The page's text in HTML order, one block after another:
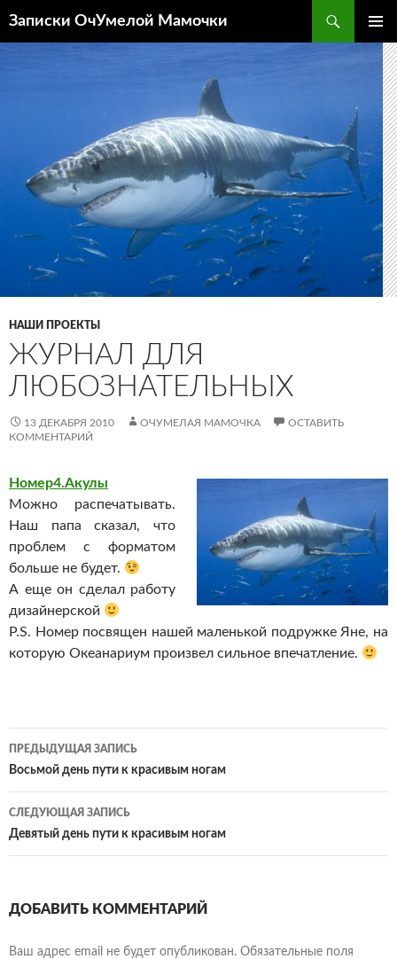
содержимому
Записки ОчУмелой Мамочки
МЕНЮ
НАШИ ПРОЕКТЫ
ЖУРНАЛ ДЛЯ
ЛЮБОЗНАТЕЛЬНЫХ
13 ДЕКАБРЯ 2010 ОЧУМЕЛАЯ МАМОЧКА
ОСТАВИТЬ
КОММЕНТАРИЙ
Номер4.Акулы
Можно распечатывать.
Наш папа сказал, что
проблем с форматом
больше не будет.
А еще он сделал работу
дизайнерской
P.S. Номер посвящен нашей маленькой подружке Яне, на
которую Океанариум произвел сильное впечатление.
Навигация
по
записям
ПРЕДЫДУЩАЯ ЗАПИСЬ
Восьмой день пути к красивым ногам
СЛЕДУЮЩАЯ ЗАПИСЬ
Девятый день пути к красивым ногам
ДОБАВИТЬ КОММЕНТАРИЙ
Ваш адрес email не будет опубликован. Обязательные поля